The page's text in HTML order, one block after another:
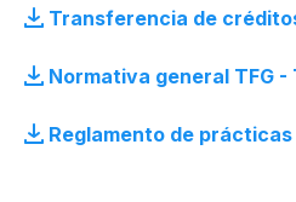
Transferencia de
Normativa general TFG -
Reglamento de